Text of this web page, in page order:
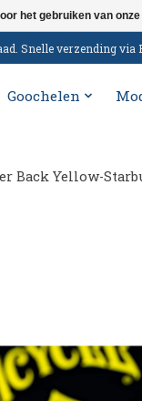
Snelle verzending
Goochelen
Back Yellow-
het gebruiken van